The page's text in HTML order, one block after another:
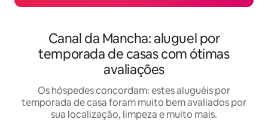
Canal da Mancha: aluguel por
temporada de casas com ótimas
avaliações
Os hóspedes concordam: estes aluguéis por
temporada de casa foram muito bem avaliados por
sua localização, limpeza e muito mais.